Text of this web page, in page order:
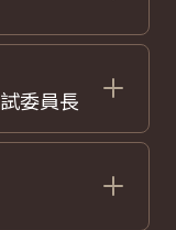
委員長